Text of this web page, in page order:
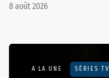
8 août 2026
A LA UNE SÉRIES TV